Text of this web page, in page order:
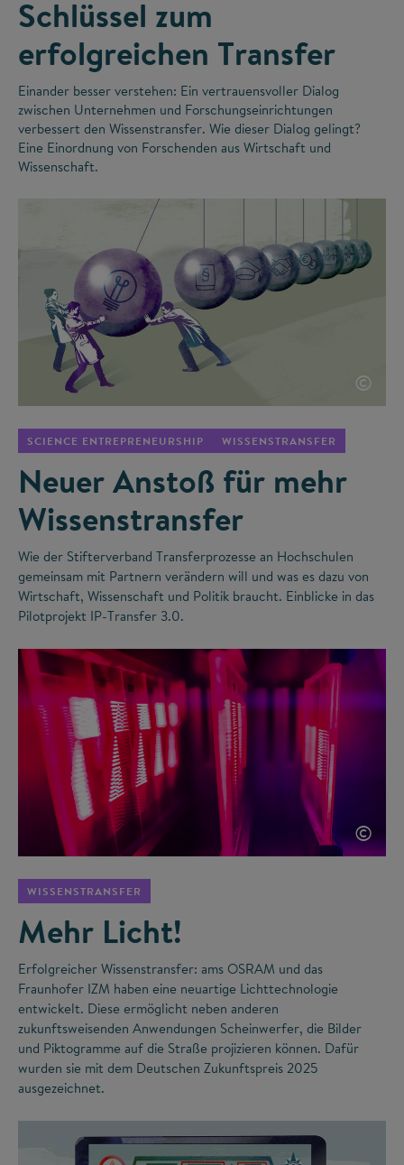
Schlüssel zum
erfolgreichen Transfer
Einander besser verstehen: Ein vertrauensvoller Dialog
zwischen Unternehmen und Forschungseinrichtungen
verbessert den Wissenstransfer. Wie dieser Dialog gelingt?
Eine Einordnung von Forschenden aus Wirtschaft und
Wissenschaft.
©
SCIENCE ENTREPRENEURSHIP WISSENSTRANSFER
Neuer Anstoß für mehr
Wissenstransfer
Wie der Stifterverband Transferprozesse an Hochschulen
gemeinsam mit Partnern verändern will und was es dazu von
Wirtschaft, Wissenschaft und Politik braucht. Einblicke in das
Pilotprojekt IP-Transfer 3.0.
©
WISSENSTRANSFER
Mehr Licht!
Erfolgreicher Wissenstransfer: ams OSRAM und das
Fraunhofer IZM haben eine neuartige Lichttechnologie
entwickelt. Diese ermöglicht neben anderen
zukunftsweisenden Anwendungen Scheinwerfer, die Bilder
und Piktogramme auf die Straße projizieren können. Dafür
wurden sie mit dem Deutschen Zukunftspreis 2025
ausgezeichnet.